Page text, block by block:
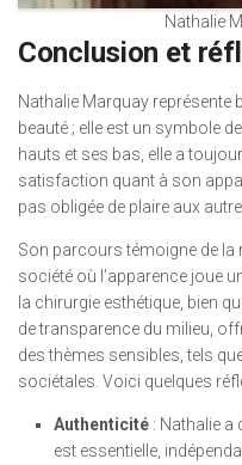
Nathalie
Conclusion et
Nathalie Marquay représente
beauté ; elle est un symbole
hauts et ses bas, elle a
satisfaction quant à son
pas obligée de plaire aux
Son parcours témoigne de la
société où l’apparence joue
la chirurgie esthétique, bien
de transparence du milieu,
des thèmes sensibles, tels
sociétales. Voici quelques
Authenticité : Nathalie a
est essentielle,